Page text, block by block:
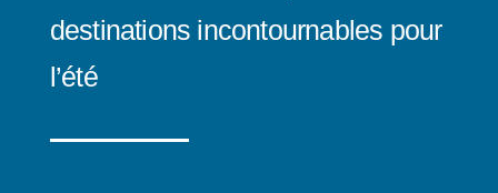
destinations incontournables pour
l’été